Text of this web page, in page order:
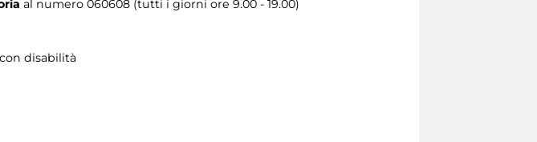
al numero 060608 (tutti i giorni ore 9.00 - 19.00)
disabilità